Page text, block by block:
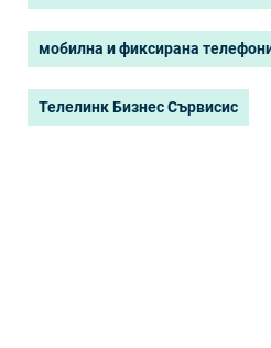
мобилна и фиксирана
Телелинк Бизнес Сървисис